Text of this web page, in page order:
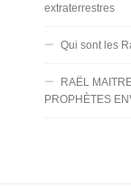
extraterrestres
Qui sont les
RAËL
PROPHÈTES